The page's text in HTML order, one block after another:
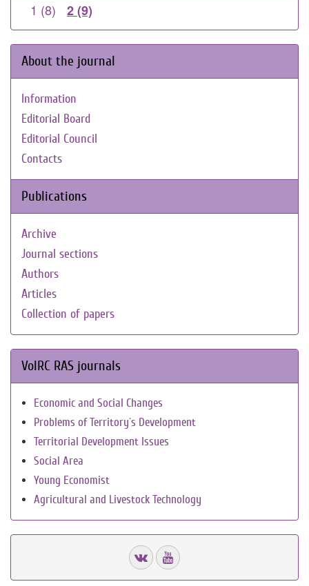
1 (8) 2 (9)
About the journal
Information
Editorial Board
Editorial Council
Contacts
Publications
Archive
Journal sections
Authors
Articles
Collection of papers
VolRC RAS journals
Economic and Social Changes
Problems of Territory`s Development
Territorial Development Issues
Social Area
Young Economist
Agricultural and Livestock Technology